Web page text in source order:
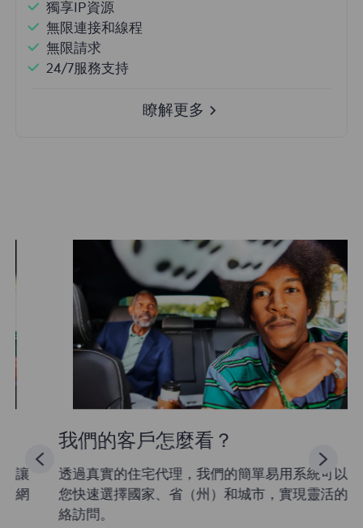
獨享IP資源
無限連接和線程
無限請求
24/7服務支持
瞭解更多
我們的客戶怎麼看？
透過真實的住宅代理，我們的簡單易用系統可以讓
您快速選擇國家、省（州）和城市，實現靈活的網
絡訪問。